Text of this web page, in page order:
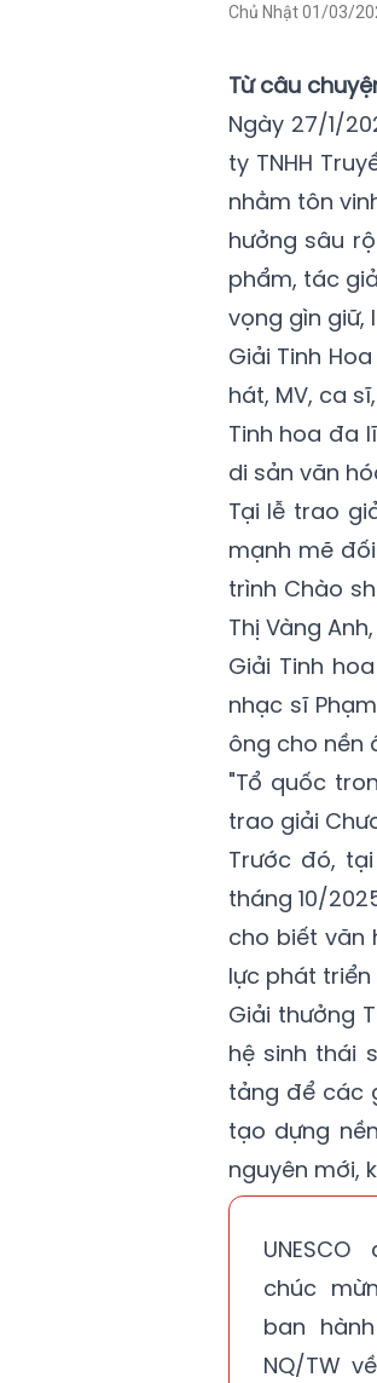
Chủ Nhật 01/03/
Từ câu
Ngày 27/1/
ty TNHH
nhằm tôn
hưởng sâu
phẩm, tác
vọng gìn giữ,
Giải Tinh
hát, MV, ca
Tinh hoa đa
di sản văn
Tại lễ trao
mạnh mẽ
trình Chào
Thị Vàng
Giải Tinh
nhạc sĩ
ông cho nền
"Tổ quốc
trao giải
Trước đó,
tháng 10/
cho biết văn
lực phát
Giải thưởng
hệ sinh thái
tảng để các
tạo dựng
nguyên mới,
chúc
ban
NQ/TW